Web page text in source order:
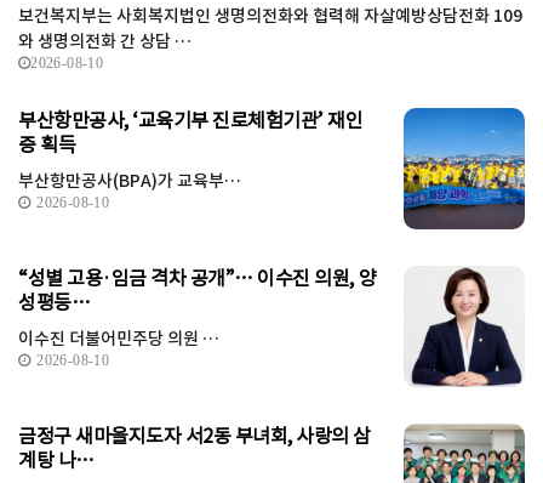
보건복지부는 사회복지법인 생명의전화와 협력해 자살예방상담전화 109
와 생명의전화 간 상담 …
2026-08-10
부산항만공사, ‘교육기부 진로체험기관’ 재인
증 획득
부산항만공사(BPA)가 교육부…
2026-08-10
“성별 고용·임금 격차 공개”… 이수진 의원, 양
성평등…
이수진 더불어민주당 의원 …
2026-08-10
금정구 새마을지도자 서2동 부녀회, 사랑의 삼
계탕 나…